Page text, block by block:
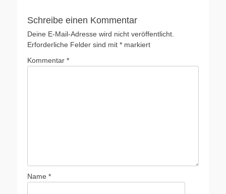
Schreibe einen Kommentar
Deine E-Mail-Adresse wird nicht veröffentlicht.
Erforderliche Felder sind mit * markiert
Kommentar *
Name *